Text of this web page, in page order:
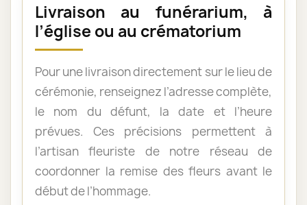
Livraison au funérarium, à
l’église ou au crématorium
Pour une livraison directement sur le lieu de
cérémonie, renseignez l’adresse complète,
le nom du défunt, la date et l’heure
prévues. Ces précisions permettent à
l’artisan fleuriste de notre réseau de
coordonner la remise des fleurs avant le
début de l’hommage.